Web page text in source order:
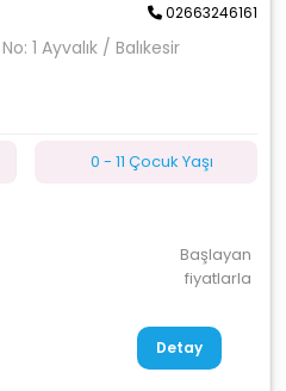
02663246161
1 Ayvalık / Balıkesir
0 - 11 Çocuk Yaşı
Başlayan
fiyatlarla
Detay